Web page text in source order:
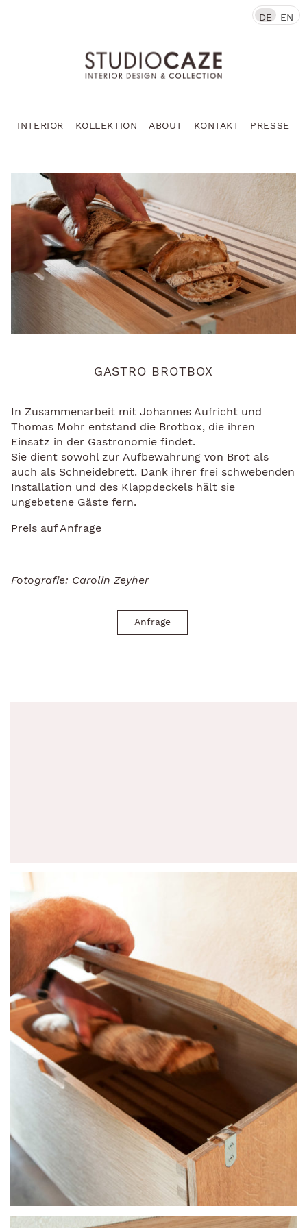
INTERIOR KOLLEKTION ABOUT KONTAKT PRESSE
DE EN
GASTRO BROTBOX
In Zusammenarbeit mit Johannes Aufricht und
Thomas Mohr entstand die Brotbox, die ihren
Einsatz in der Gastronomie findet.
Sie dient sowohl zur Aufbewahrung von Brot als
auch als Schneidebrett. Dank ihrer frei schwebenden
Installation und des Klappdeckels hält sie
ungebetene Gäste fern.
Preis auf Anfrage
Fotografie: Carolin Zeyher
Anfrage